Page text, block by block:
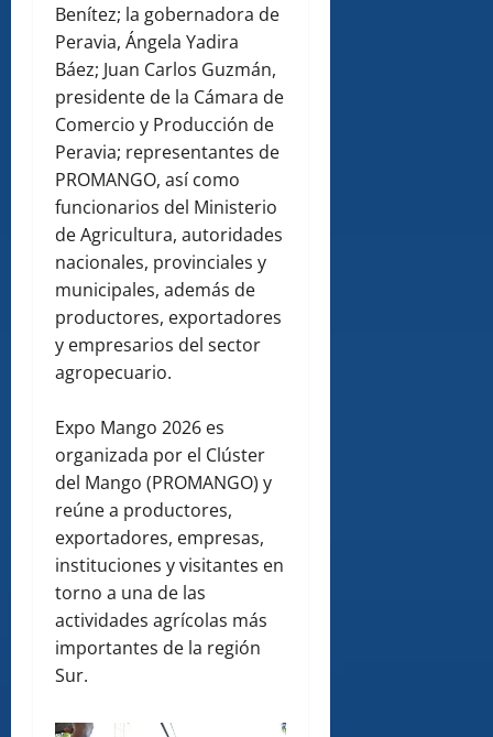
Benítez; la gobernadora de
Peravia, Ángela Yadira
Báez; Juan Carlos Guzmán,
presidente de la Cámara de
Comercio y Producción de
Peravia; representantes de
PROMANGO, así como
funcionarios del Ministerio
de Agricultura, autoridades
nacionales, provinciales y
municipales, además de
productores, exportadores
y empresarios del sector
agropecuario.
Expo Mango 2026 es
organizada por el Clúster
del Mango (PROMANGO) y
reúne a productores,
exportadores, empresas,
instituciones y visitantes en
torno a una de las
actividades agrícolas más
importantes de la región
Sur.